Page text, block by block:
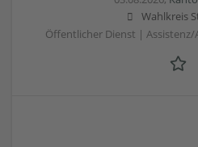
Wahlkreis
Öffentlicher Dienst |